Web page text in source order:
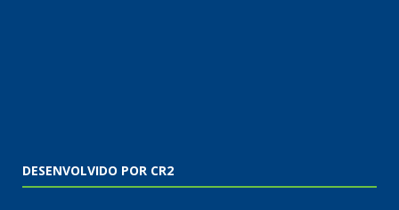
DESENVOLVIDO POR CR2